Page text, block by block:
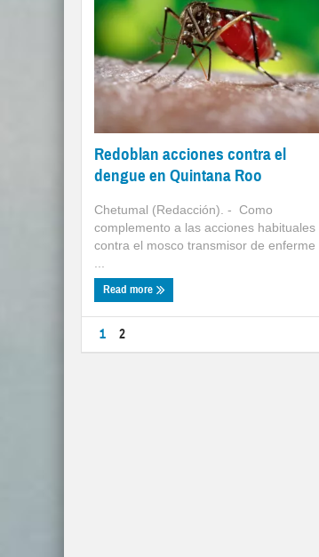
Redoblan acciones contra el
dengue en Quintana Roo
Chetumal (Redacción). - Como
complemento a las acciones habituales
contra el mosco transmisor de enferme
Read more
1 2